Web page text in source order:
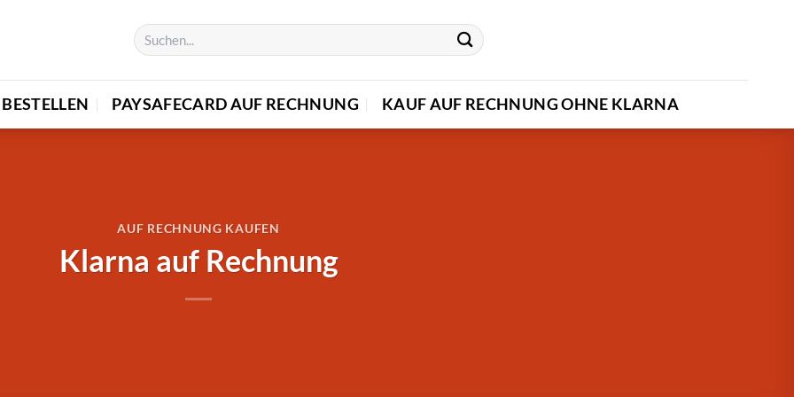
PAYSAFECARD AUF RECHNUNG KAUF AUF RECHNUNG OHNE KLARNA
AUF RECHNUNG KAUFEN
Klarna auf Rechnung